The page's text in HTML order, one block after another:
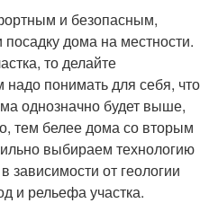
и безопасным,
дома на местности.
то делайте
понимать для себя, что
однозначно будет выше,
тем белее дома со вторым
выбираем технологию
зависимости от геологии
и рельефа участка.